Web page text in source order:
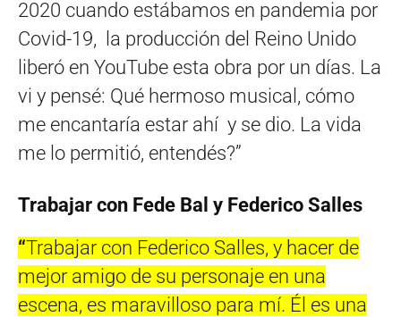
2020 cuando estábamos en pandemia por
Covid-19, la producción del Reino Unido
liberó en YouTube esta obra por un días. La
vi y pensé: Qué hermoso musical, cómo
me encantaría estar ahí y se dio. La vida
me lo permitió, entendés?”
Trabajar con Fede Bal y Federico Salles
“Trabajar con Federico Salles, y hacer de
mejor amigo de su personaje en una
escena, es maravilloso para mí. Él es una